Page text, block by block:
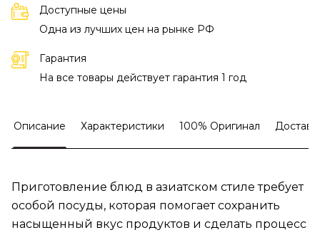
Доступные цены
Одна из лучших цен на рынке РФ
Гарантия
На все товары действует гарантия 1 год
Описание Характеристики 100% Оригинал
Приготовление блюд в азиатском стиле требует
особой посуды, которая помогает сохранить
насыщенный вкус продуктов и сделать процесс